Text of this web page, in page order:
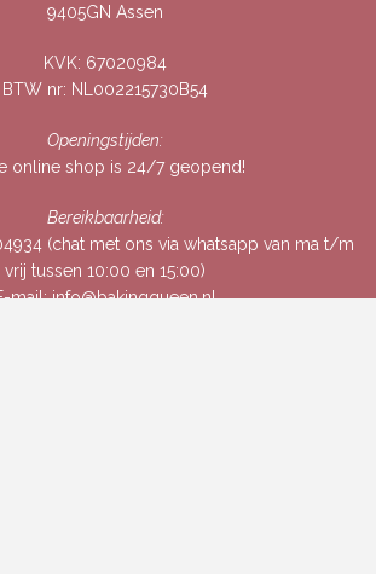
9405GN Assen
KVK: 67020984
BTW nr: NL002215730B54
Openingstijden:
online shop is 24/7 geopend!
Bereikbaarheid:
(chat met ons via whatsapp van ma t/m
vrij tussen 10:00 en 15:00)
mail:info@bakingqueen.nl